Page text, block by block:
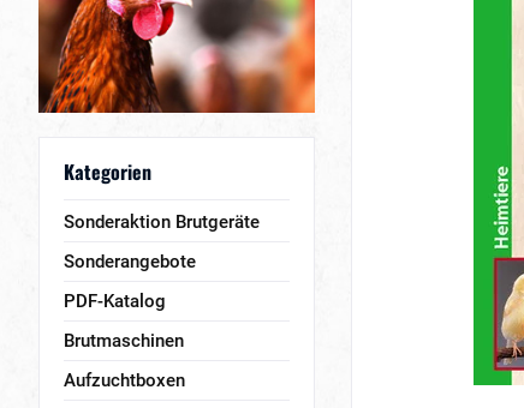
Kategorien
Sonderaktion Brutgeräte
Sonderangebote
PDF-Katalog
Brutmaschinen
Aufzuchtboxen